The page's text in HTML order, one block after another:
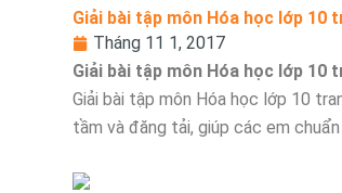
Giải bài tập môn Hóa học lớp 10
Tháng 11 1, 2017
Giải bài tập môn Hóa học lớp 10
Giải bài tập môn Hóa học lớp 10
tầm và đăng tải, giúp các em